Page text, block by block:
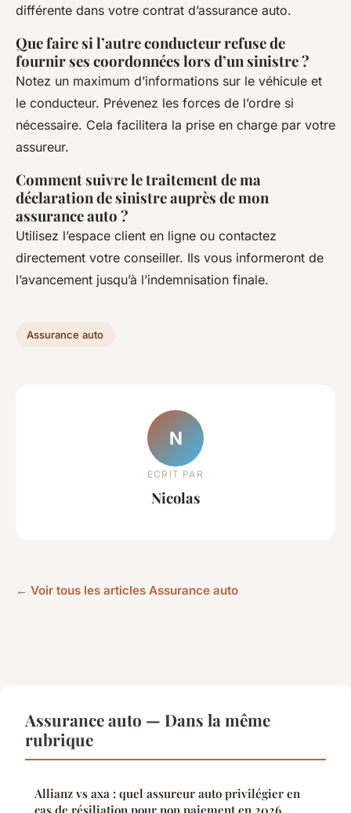
différente dans votre contrat d’assurance auto.
Que faire si l’autre conducteur refuse de
fournir ses coordonnées lors d’un sinistre ?
Notez un maximum d’informations sur le véhicule et
le conducteur. Prévenez les forces de l’ordre si
nécessaire. Cela facilitera la prise en charge par votre
assureur.
Comment suivre le traitement de ma
déclaration de sinistre auprès de mon
assurance auto ?
Utilisez l’espace client en ligne ou contactez
directement votre conseiller. Ils vous informeront de
l’avancement jusqu’à l’indemnisation finale.
Assurance auto
N
ECRIT PAR
Nicolas
← Voir tous les articles Assurance auto
Assurance auto — Dans la même
rubrique
Allianz vs axa : quel assureur auto privilégier en